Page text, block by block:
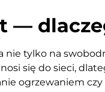
—
nie tylko na
się do sieci,
ogrzewaniem